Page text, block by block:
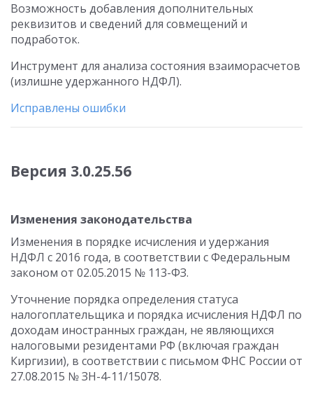
Возможность добавления дополнительных
реквизитов и сведений для совмещений и
подработок.
Инструмент для анализа состояния взаиморасчетов
(излишне удержанного НДФЛ).
Исправлены ошибки
Версия 3.0.25.56
Изменения законодательства
Изменения в порядке исчисления и удержания
НДФЛ с 2016 года, в соответствии с Федеральным
законом от 02.05.2015 № 113-ФЗ.
Уточнение порядка определения статуса
налогоплательщика и порядка исчисления НДФЛ по
доходам иностранных граждан, не являющихся
налоговыми резидентами РФ (включая граждан
Киргизии), в соответствии с письмом ФНС России от
27.08.2015 № ЗН-4-11/15078.